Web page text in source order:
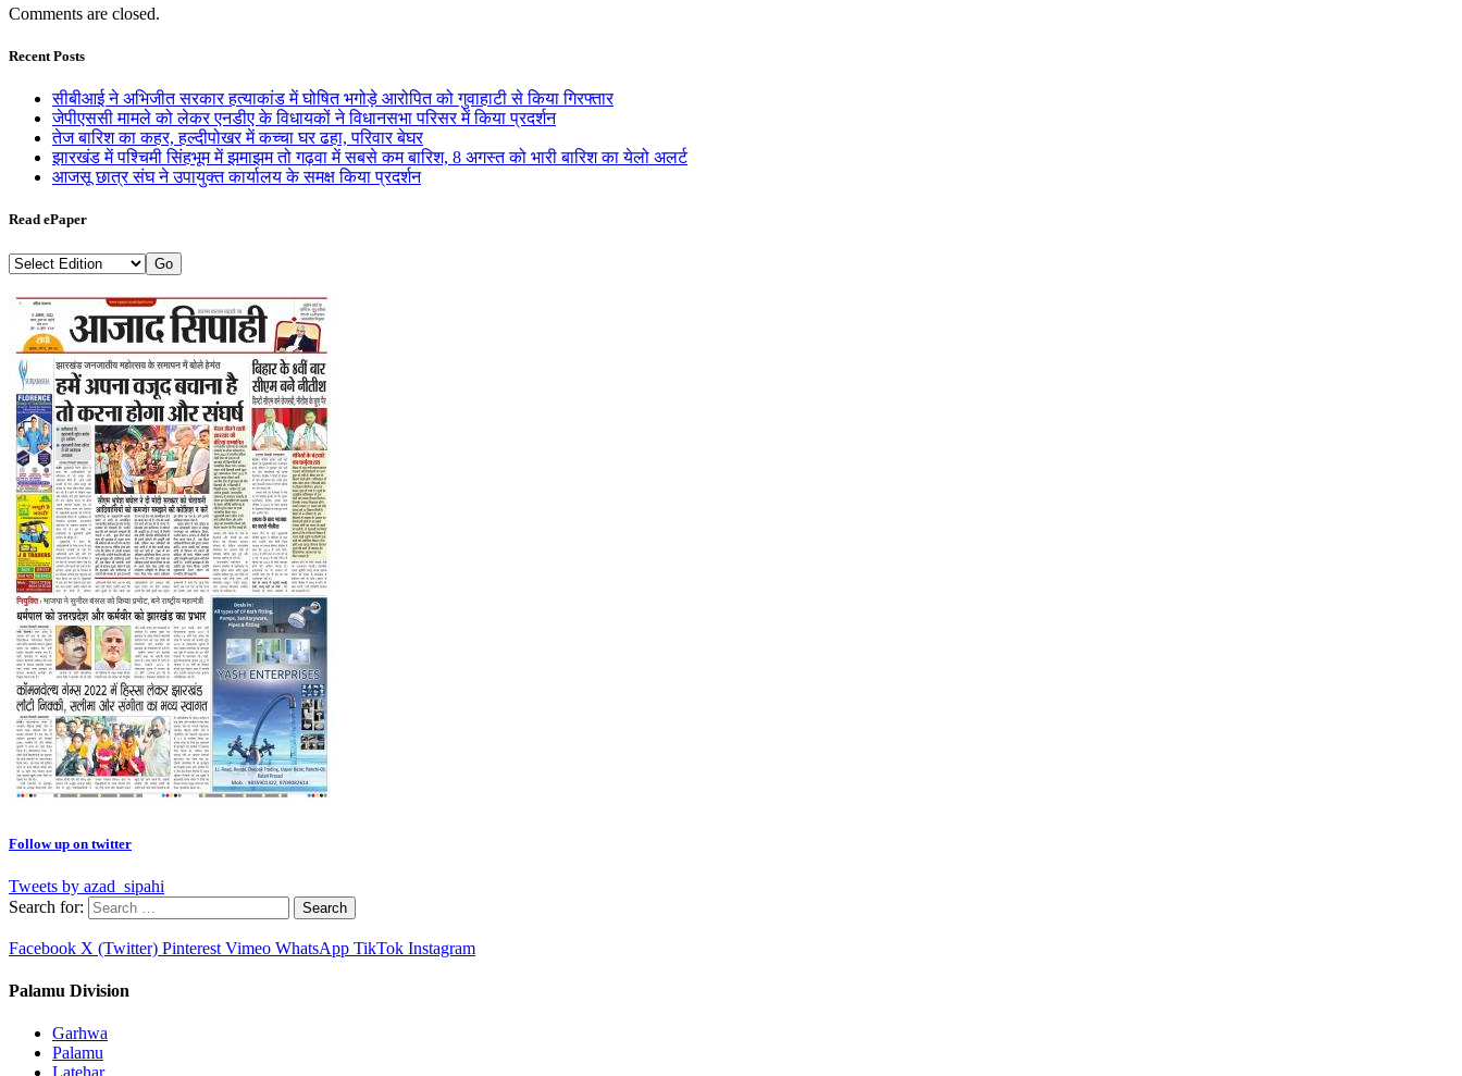
Comments are closed.
Recent Posts
सीबीआई ने अभिजीत सरकार हत्याकांड में घोषित भगोड़े आरोपित को गुवाहाटी से किया गिरफ्तार
जेपीएससी मामले को लेकर एनडीए के विधायकों ने विधानसभा परिसर में किया प्रदर्शन
तेज बारिश का कहर, हल्दीपोखर में कच्चा घर ढहा, परिवार बेघर
झारखंड में पश्चिमी सिंहभूम में झमाझम तो गढ़वा में सबसे कम बारिश, 8 अगस्त को भारी बारिश का येलो अलर्ट
आजसू छात्र संघ ने उपायुक्त कार्यालय के समक्ष किया प्रदर्शन
Read ePaper
Follow up on twitter
Tweets by azad_sipahi
Search for:
Facebook X (Twitter) Pinterest Vimeo WhatsApp TikTok Instagram
Palamu Division
Garhwa
Palamu